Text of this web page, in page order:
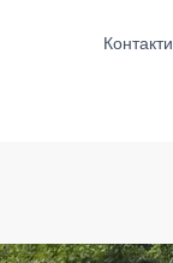
Контакти